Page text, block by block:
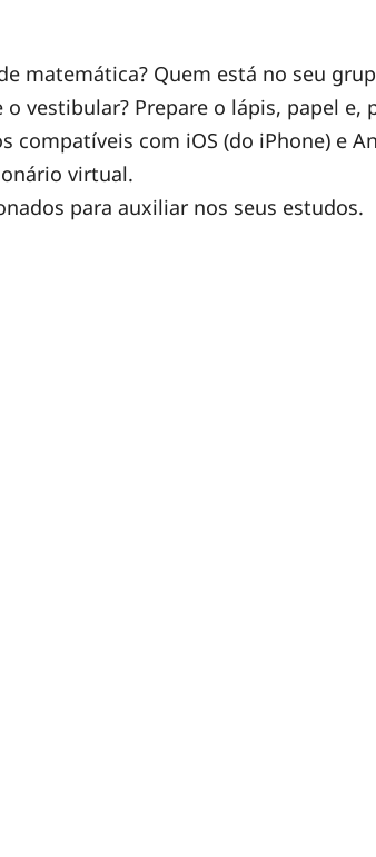
matemática? Quem está no seu
vestibular? Prepare o lápis, papel e,
compatíveis com iOS (do iPhone) e
virtual.
para auxiliar nos seus estudos.